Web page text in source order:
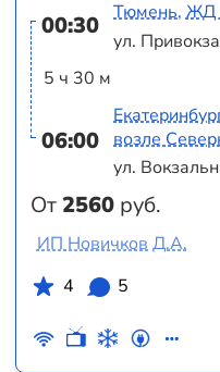
00:30
5 ч 30 м
06:00
От2560 руб.
Тюмень, ЖД
ул.
возле
ул.
ИП Новичков Д.А.
4
5